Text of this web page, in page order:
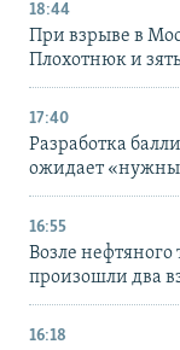
18:44
При взрыве в
Плохотнюк и
17:40
Разработка
ожидает
16:55
Возле
произошли два
16:18